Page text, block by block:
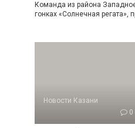
Команда из района
гонках «Солнечная регата»,
Новости Казани
0